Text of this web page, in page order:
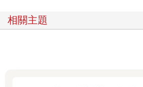
相關主題